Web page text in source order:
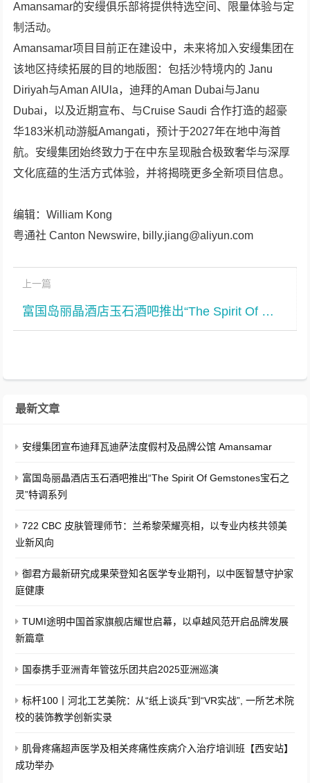
Amansamar的安缦俱乐部将提供特选空间、限量体验与定
制活动。
Amansamar项目目前正在建设中，未来将加入安缦集团在
该地区持续拓展的目的地版图：包括沙特境内的 Janu
Diriyah与Aman AlUla，迪拜的Aman Dubai与Janu
Dubai，以及近期宣布、与Cruise Saudi 合作打造的超豪
华183米机动游艇Amangati，预计于2027年在地中海首
航。安缦集团始终致力于在中东呈现融合极致奢华与深厚
文化底蕴的生活方式体验，并将揭晓更多全新项目信息。
编辑：William Kong
粤通社 Canton Newswire, billy.jiang@aliyun.com
上一篇
富国岛丽晶酒店玉石酒吧推出“The Spirit Of Gemstones宝石之灵”特调系列
最新文章
安缦集团宣布迪拜瓦迪萨法度假村及品牌公馆 Amansamar
富国岛丽晶酒店玉石酒吧推出“The Spirit Of Gemstones宝石之
灵”特调系列
722 CBC 皮肤管理师节：兰希黎荣耀亮相，以专业内核共领美
业新风向
御君方最新研究成果荣登知名医学专业期刊，以中医智慧守护家
庭健康
TUMI途明中国首家旗舰店耀世启幕，以卓越风范开启品牌发展
新篇章
国泰携手亚洲青年管弦乐团共启2025亚洲巡演
标杆100丨河北工艺美院：从“纸上谈兵”到“VR实战”, 一所艺术院
校的装饰教学创新实录
肌骨疼痛超声医学及相关疼痛性疾病介入治疗培训班【西安站】
成功举办